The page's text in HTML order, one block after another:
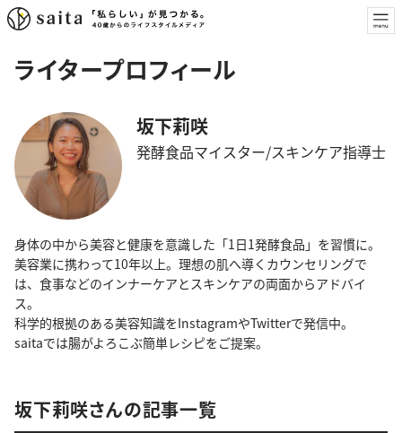
ライタープロフィール
坂下莉咲
発酵食品マイスター/スキンケア指導士
身体の中から美容と健康を意識した「1日1発酵食品」を習慣に。
美容業に携わって10年以上。理想の肌へ導くカウンセリングで
は、食事などのインナーケアとスキンケアの両面からアドバイ
ス。
科学的根拠のある美容知識をInstagramやTwitterで発信中。
saitaでは腸がよろこぶ簡単レシピをご提案。
坂下莉咲さんの記事一覧